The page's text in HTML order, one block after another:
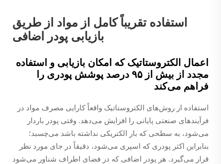
استفاده تقریباً کامل از مواد از طریق
بازیابی پودر اضافی
اعمال الکتروستاتیک که امکان بازیابی و استفاده
مجدد از بیش از ۹۵ درصد پوشش پودری را
فراهم می‌کند
استفاده از روش‌های الکتروستاتیک واقعاً کارایی مصرف مواد در
فرآیندهای صنعتی پایانی را افزایش می‌دهد. وقتی پودر باردار
می‌شود، به سطحی که بار الکتریکی نداشته باشد می‌چسبد؛
بنابراین اکثر پودری که اسپری می‌شود، دقیقاً در جای مورد نظر
قرار می‌گیرد. هر پودر اضافی که در فضای اطراف شناور می‌شود